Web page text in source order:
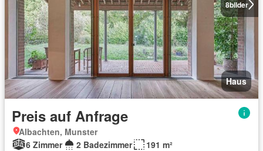
8bilder
Haus
Preis auf Anfrage
Albachten, Munster
6 Zimmer
2 Badezimmer 191 m²